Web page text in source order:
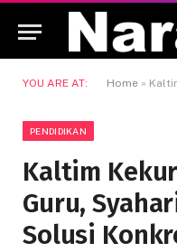
YOU ARE AT: Home » Kaltim
PENDIDIKAN
Kaltim
Guru,
Solusi